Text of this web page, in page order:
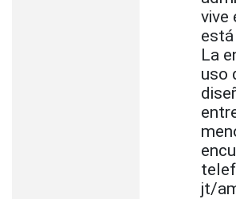
vive
está
La
uso
jt/